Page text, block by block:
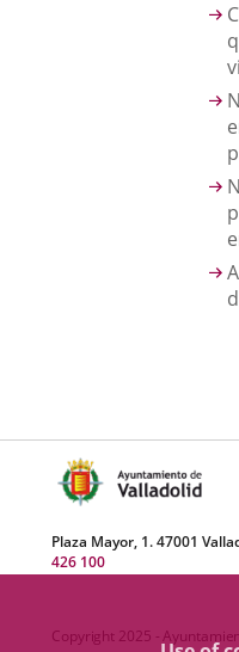
Plaza Mayor, 1. 47001
426 100
Copyright 2025 -